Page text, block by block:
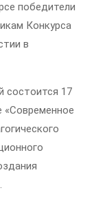
победители
Конкурса
в
состоится 17